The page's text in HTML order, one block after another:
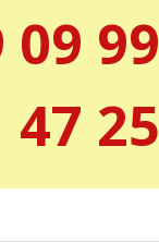
09 99
47 25